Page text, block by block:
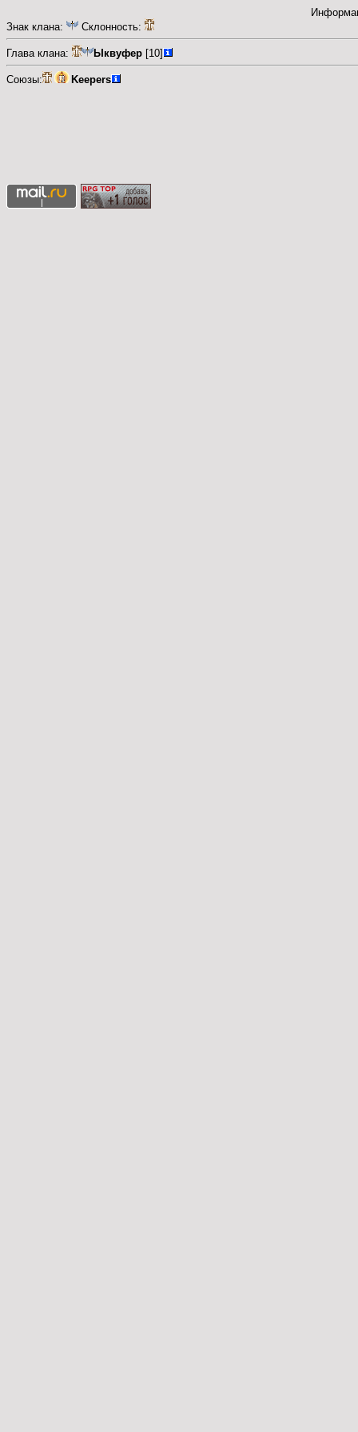
Знак клана:
Склонность:
Глава клана: Ыквуфер [10]
Союзы: Keepers